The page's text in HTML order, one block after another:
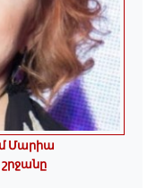
Մարիա